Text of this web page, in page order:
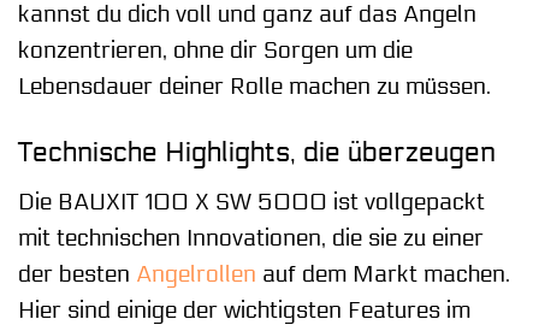
kannst du dich voll und ganz auf das Angeln
konzentrieren, ohne dir Sorgen um die
Lebensdauer deiner Rolle machen zu müssen.
Technische Highlights, die überzeugen
Die BAUXIT 100 X SW 5000 ist vollgepackt
mit technischen Innovationen, die sie zu einer
der besten Angelrollen auf dem Markt machen.
Hier sind einige der wichtigsten Features im